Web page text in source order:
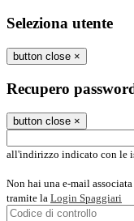
Seleziona utente
button close ×
Recupero
button close ×
all'indirizzo indicato con le
Non hai una e-mail
tramite la Login Spaggiari